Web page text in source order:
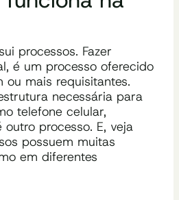
processos. Fazer
é um processo oferecido
ou mais requisitantes.
necessária para
telefone celular,
processo. E, veja
possuem muitas
em diferentes